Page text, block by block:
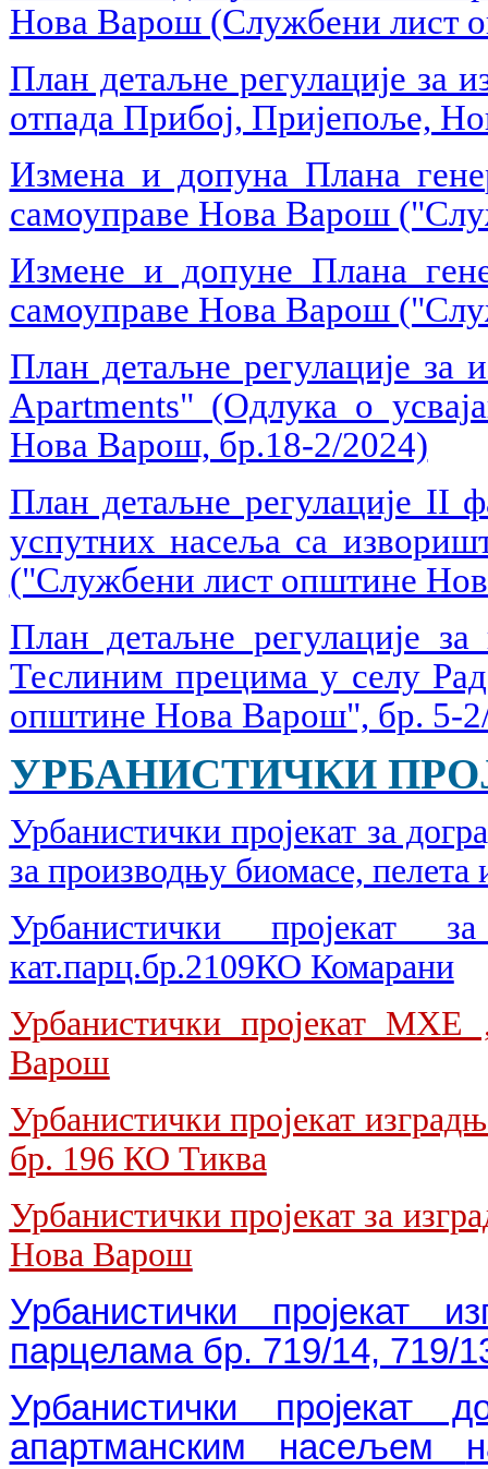
Нова Варош (Службени лист
План детаљне регулације за
отпада Прибој, Пријепоље,
Измена и допуна Плана
самоуправе Нова Варош
Измене и допуне Плана
самоуправе Нова Варош
План детаљне регулације
Apartments" (Одлука о
Нова Варош, бр.18-2/2024)
План детаљне регулације II
успутних насеља са
("Службени лист општине
План детаљне регулације за
Теслиним прецима у селу
општине Нова Варош", бр. 5-
УРБАНИСТИЧКИ
Урбанистички пројекат за
за производњу биомасе, пелета
Урбанистички
кат.парц.бр.2109КО Комарани
Урбанистички пројекат
Варош
Урбанистички пројекат
бр. 196 КО Тиква
Урбанистички пројекат за
Нова Варош
Урбанистички пројекат
парцелама бр. 719/14, 719/
Урбанистички пројекат
апартманским насељем